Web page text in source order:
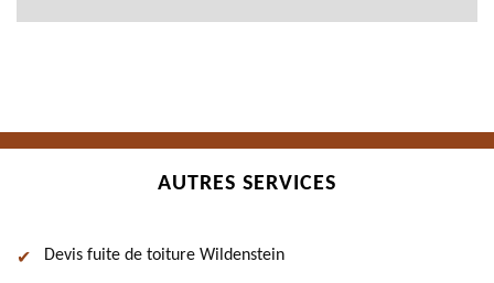
AUTRES SERVICES
Devis fuite de toiture Wildenstein